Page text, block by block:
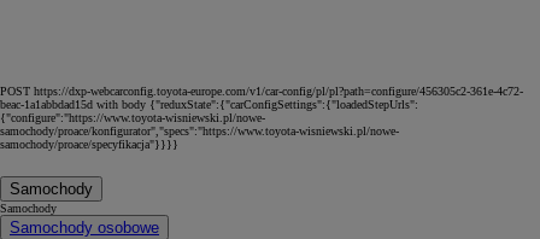
POST https://dxp-webcarconfig.toyota-europe.com/v1/car-config/pl/pl?path=configure/456305c2-361e-4c72-
beac-1a1abbdad15d with body {"reduxState":{"carConfigSettings":{"loadedStepUrls":
{"configure":"https://www.toyota-wisniewski.pl/nowe-
samochody/proace/konfigurator","specs":"https://www.toyota-wisniewski.pl/nowe-
samochody/proace/specyfikacja"}}}}
Samochody
Samochody
Samochody osobowe